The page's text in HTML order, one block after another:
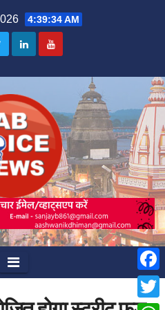
4:39:36 AM
F
a